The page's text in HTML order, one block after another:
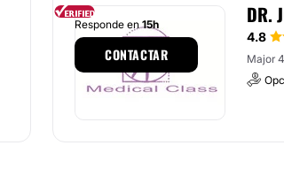
DR.
4.8
Major
Responde en15h
CONTACTAR